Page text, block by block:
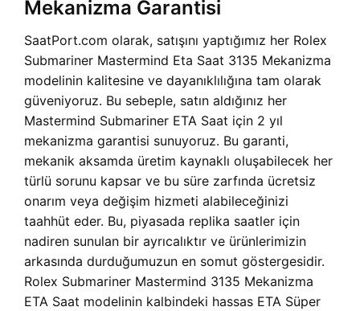
Mekanizma Garantisi
SaatPort.com olarak, satışını yaptığımız her Rolex
Submariner Mastermind Eta Saat 3135 Mekanizma
modelinin kalitesine ve dayanıklılığına tam olarak
güveniyoruz. Bu sebeple, satın aldığınız her
Mastermind Submariner ETA Saat için 2 yıl
mekanizma garantisi sunuyoruz. Bu garanti,
mekanik aksamda üretim kaynaklı oluşabilecek her
türlü sorunu kapsar ve bu süre zarfında ücretsiz
onarım veya değişim hizmeti alabileceğinizi
taahhüt eder. Bu, piyasada replika saatler için
nadiren sunulan bir ayrıcalıktır ve ürünlerimizin
arkasında durduğumuzun en somut göstergesidir.
Rolex Submariner Mastermind 3135 Mekanizma
ETA Saat modelinin kalbindeki hassas ETA Süper